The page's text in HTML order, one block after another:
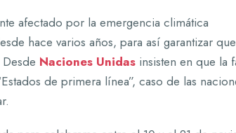
afectado por la emergencia climática
hace varios años, para así garantizar
Naciones Unidas insisten en que la
de primera línea”, caso de las